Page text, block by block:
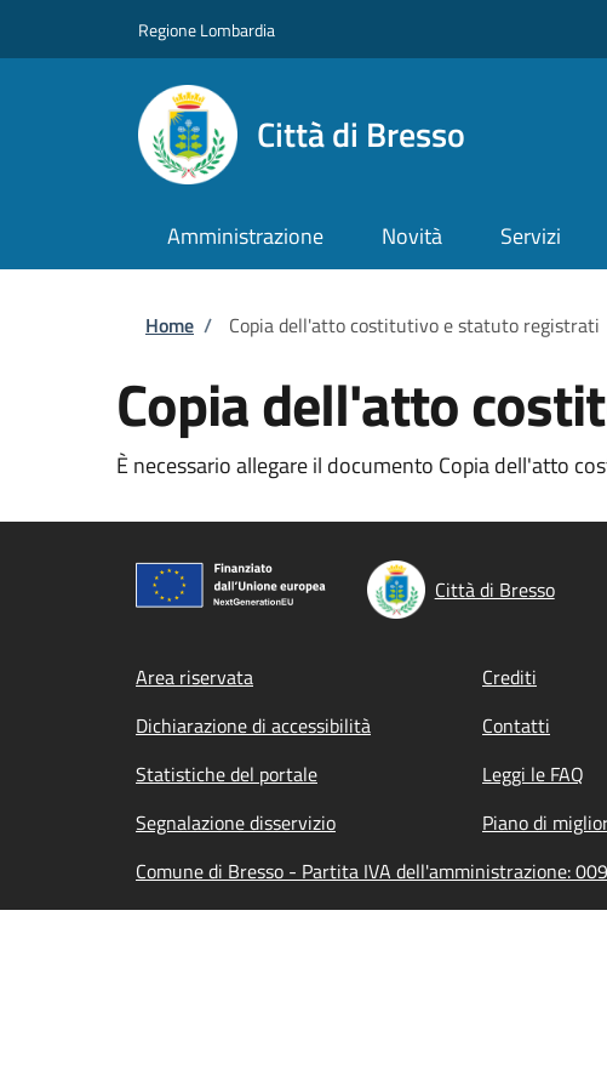
Regione Lombardia
Città di Bresso
Amministrazione Novità Servizi
Briciole di pane
Home / Copia dell'atto costitutivo e statuto registrati
Copia dell'atto
È necessario allegare il documento Copia dell'atto
Città di Bresso
Footer menu
Area riservata Crediti
Dichiarazione di accessibilità
Contatti
Statistiche del portale
Leggi le FAQ
Segnalazione disservizio
Piano di
Comune di Bresso - Partita IVA dell'amministrazione: